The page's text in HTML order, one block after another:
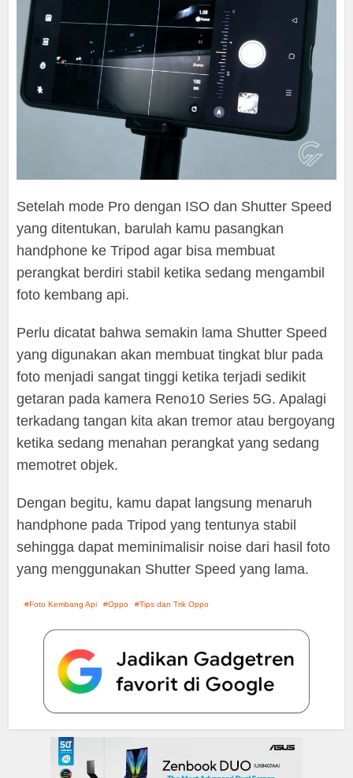
Setelah mode Pro dengan ISO dan Shutter Speed
yang ditentukan, barulah kamu pasangkan
handphone ke Tripod agar bisa membuat
perangkat berdiri stabil ketika sedang mengambil
foto kembang api.
Perlu dicatat bahwa semakin lama Shutter Speed
yang digunakan akan membuat tingkat blur pada
foto menjadi sangat tinggi ketika terjadi sedikit
getaran pada kamera Reno10 Series 5G. Apalagi
terkadang tangan kita akan tremor atau bergoyang
ketika sedang menahan perangkat yang sedang
memotret objek.
Dengan begitu, kamu dapat langsung menaruh
handphone pada Tripod yang tentunya stabil
sehingga dapat meminimalisir noise dari hasil foto
yang menggunakan Shutter Speed yang lama.
Foto Kembang Api Oppo Tips dan Trik Oppo